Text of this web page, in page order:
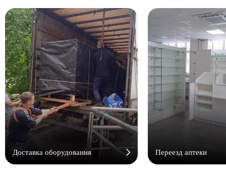
Доставка оборудования Переезд аптеки